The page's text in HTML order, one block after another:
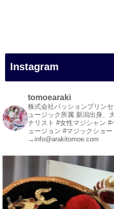
#白浜町
#変面ショー
#イベント
#宴会
#余興
1 5 X
マジシャン派遣 パ
@comedy_illusion · 7 8月
お疲れ様です
Instagram
tomoearaki
株式会社パッションプリン
ュージック所属 新潟出身、
ナリスト #女性マジシャン #
ュージョン #マジックショー
→info@arakitomoe.com